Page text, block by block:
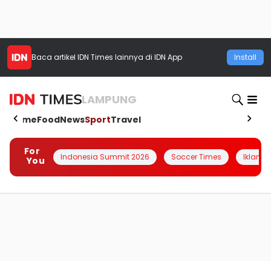
Baca artikel IDN Times lainnya di IDN App Install
LAMPUNG
HomeFoodNewsSportTravel
For
You
Indonesia Summit 2026 Soccer Times Iklanin